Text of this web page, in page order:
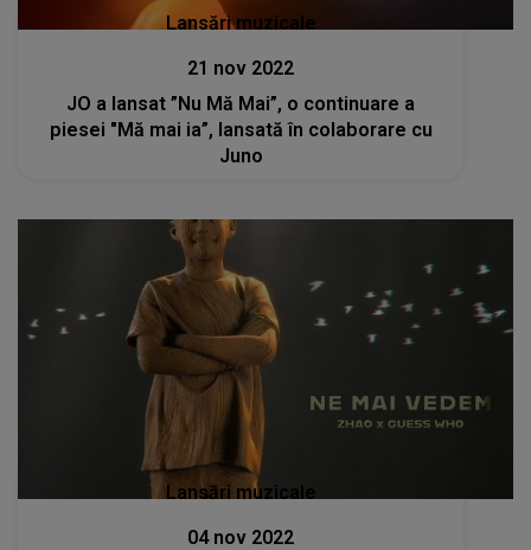
Lansări muzicale
21 nov 2022
JO a lansat ”Nu Mă Mai”, o continuare a
piesei "Mă mai ia”, lansată în colaborare cu
Juno
Lansări muzicale
04 nov 2022